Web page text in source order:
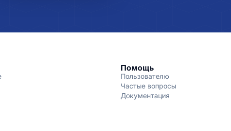
Помощь
Пользователю
Частые вопросы
Документация